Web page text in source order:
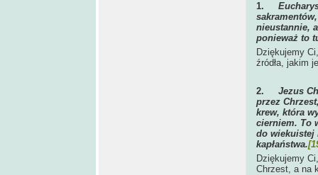
1.
nieustannie,
ponieważ to
Dziękujemy
źródła, jakim
2. Jezus
przez
krew, która
cierniem. To
do wiekuistej
kapłaństwa.
Dziękujemy
Chrzest, a na